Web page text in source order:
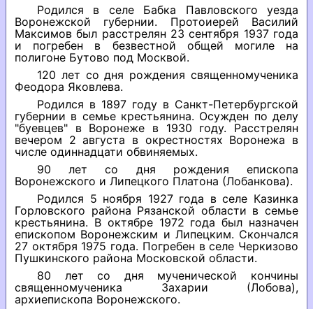
Родился в селе Бабка Павловского уезда
Воронежской губернии. Протоиерей Василий
Максимов был расстрелян 23 сентября 1937 года
и погребен в безвестной общей могиле на
полигоне Бутово под Москвой.
120 лет со дня рождения священномученика
Феодора Яковлева.
Родился в 1897 году в Санкт-Петербургской
губернии в семье крестьянина. Осужден по делу
"буевцев" в Воронеже в 1930 году. Расстрелян
вечером 2 августа в окрестностях Воронежа в
числе одиннадцати обвиняемых.
90 лет со дня рождения епископа
Воронежского и Липецкого Платона (Лобанкова).
Родился 5 ноября 1927 года в селе Казинка
Горловского района Рязанской области в семье
крестьянина. В октябре 1972 года был назначен
епископом Воронежским и Липецким. Скончался
27 октября 1975 года. Погребен в селе Черкизово
Пушкинского района Московской области.
80 лет со дня мученической кончины
священномученика Захарии (Лобова),
архиепископа Воронежского.